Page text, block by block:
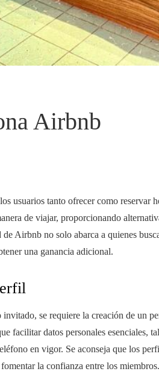
Airbnb
usuarios tanto ofrecer como reservar
de viajar, proporcionando
Airbnb no solo abarca a quienes
una ganancia adicional.
se requiere la creación de un
facilitar datos personales esenciales,
en vigor. Se aconseja que los
la confianza entre los miembros.